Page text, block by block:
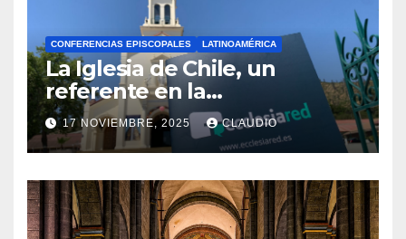
CONFERENCIAS EPISCOPALES LATINOAMÉRICA
La Iglesia de Chile, un
referente en la
transformación digital
gracias a Ecclesiared
17 NOVIEMBRE, 2025 CLAUDIO
N
O
H
A